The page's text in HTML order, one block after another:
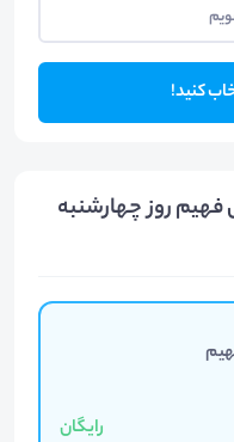
کنید!
فهیم روز چهارشنبه
رایگان